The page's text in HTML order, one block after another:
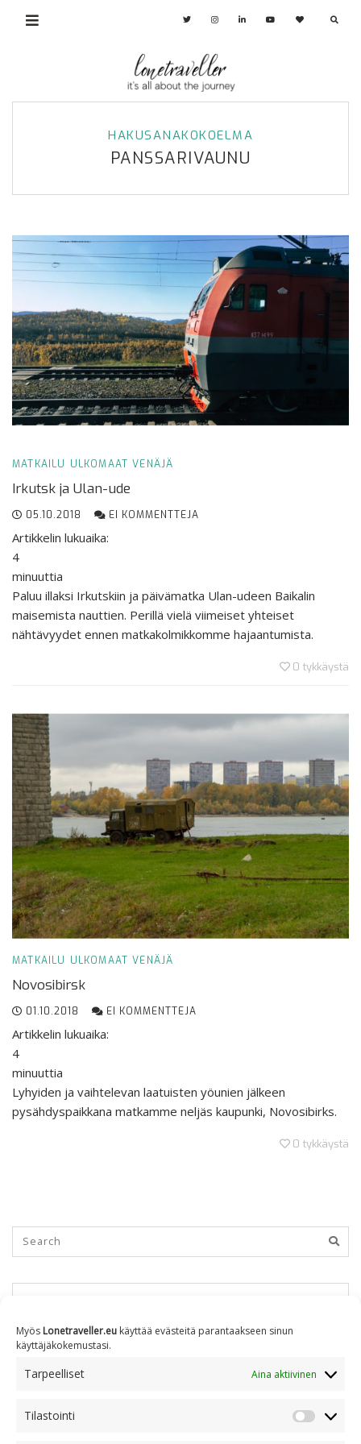
Myös Lonetraveller.eu käyttää evästeitä parantaakseen sinun
käyttäjäkokemustasi.
Tarpeelliset Aina aktiivinen
Tilastointi
HAKUSANAKOKOELMA
PANSSARIVAUNU
MATKAILU ULKOMAAT VENÄJÄ
Irkutsk ja Ulan-ude
05.10.2018 EI KOMMENTTEJA
Artikkelin lukuaika:
4
minuuttia
Paluu illaksi Irkutskiin ja päivämatka Ulan-udeen Baikalin
maisemista nauttien. Perillä vielä viimeiset yhteiset
nähtävyydet ennen matkakolmikkomme hajaantumista.
0 tykkäystä
MATKAILU ULKOMAAT VENÄJÄ
Novosibirsk
01.10.2018 EI KOMMENTTEJA
Artikkelin lukuaika:
4
minuuttia
Lyhyiden ja vaihtelevan laatuisten yöunien jälkeen
pysähdyspaikkana matkamme neljäs kaupunki, Novosibirks.
0 tykkäystä
Kuukausittain